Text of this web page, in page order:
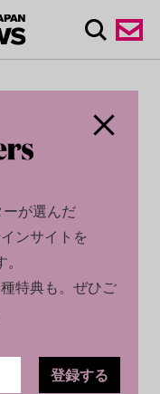
2022.10.13
が選んだ
ンサイトを
特典も。ぜひご
登録する